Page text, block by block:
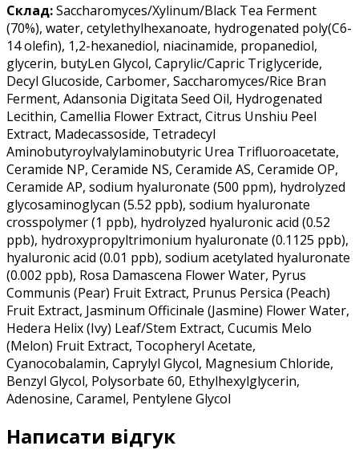
Склад:Saccharomyces/Xylinum/Black Tea Ferment
(70%), water, cetylethylhexanoate, hydrogenated poly(C6-
14 olefin), 1,2-hexanediol, niacinamide, propanediol,
glycerin, butyLen Glycol, Caprylic/Capric Triglyceride,
Decyl Glucoside, Carbomer, Saccharomyces/Rice Bran
Ferment, Adansonia Digitata Seed Oil, Hydrogenated
Lecithin, Camellia Flower Extract, Citrus Unshiu Peel
Extract, Madecassoside, Tetradecyl
Aminobutyroylvalylaminobutyric Urea Trifluoroacetate,
Ceramide NP, Ceramide NS, Ceramide AS, Ceramide OP,
Ceramide AP, sodium hyaluronate (500 ppm), hydrolyzed
glycosaminoglycan (5.52 ppb), sodium hyaluronate
crosspolymer (1 ppb), hydrolyzed hyaluronic acid (0.52
ppb), hydroxypropyltrimonium hyaluronate (0.1125 ppb),
hyaluronic acid (0.01 ppb), sodium acetylated hyaluronate
(0.002 ppb), Rosa Damascena Flower Water, Pyrus
Communis (Pear) Fruit Extract, Prunus Persica (Peach)
Fruit Extract, Jasminum Officinale (Jasmine) Flower Water,
Hedera Helix (Ivy) Leaf/Stem Extract, Cucumis Melo
(Melon) Fruit Extract, Tocopheryl Acetate,
Cyanocobalamin, Caprylyl Glycol, Magnesium Chloride,
Benzyl Glycol, Polysorbate 60, Ethylhexylglycerin,
Adenosine, Caramel, Pentylene Glycol
Написати відгук